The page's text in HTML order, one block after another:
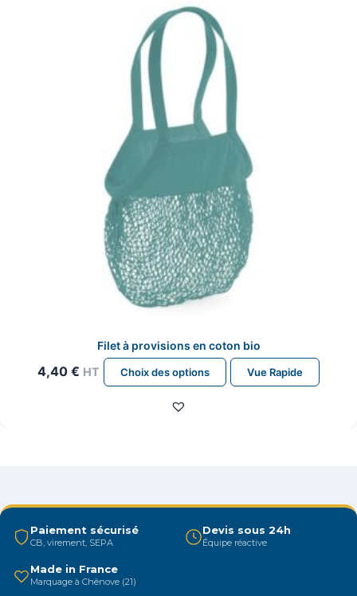
être
choisies
sur
page
produit
Filet à provisions en coton bio
4,40 € HT Choix des options
Ce
produit
peuvent
être
choisies
Vue Rapide
Paiement sécurisé
CB, virement, SEPA
Devis sous 24h
Équipe réactive
Made in France
Marquage à Chênove (21)